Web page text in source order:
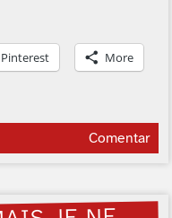
Pinterest More
Comentar